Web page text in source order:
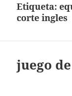
Etiqueta:
corte ingles
juego